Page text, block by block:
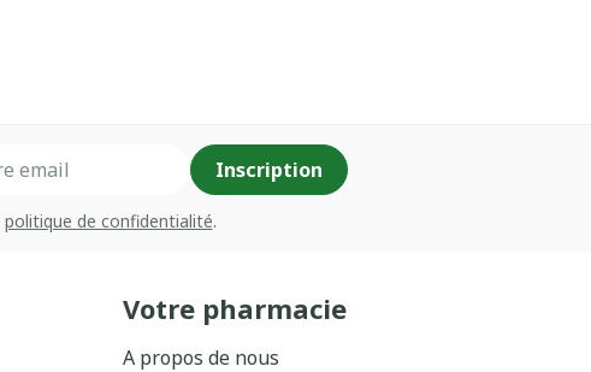
Inscription
politique de confidentialité.
Votre pharmacie
A propos de nous